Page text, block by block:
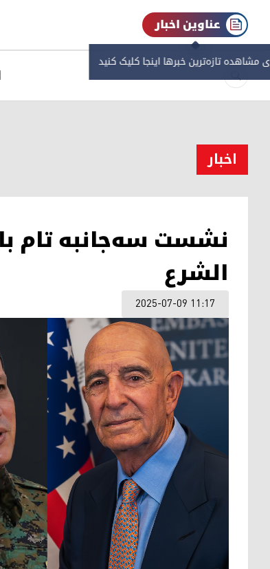
عناوین اخبار
مشاهده‌ تازه‌ترین خبرها اینجا کلیک کنید
اخبار
نشست سه‌جانبه تام
الشرع
2025-07-09 11:17